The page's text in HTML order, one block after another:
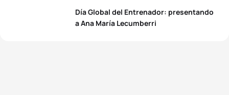
Día Global del Entrenador: presentando
a Ana María Lecumberri